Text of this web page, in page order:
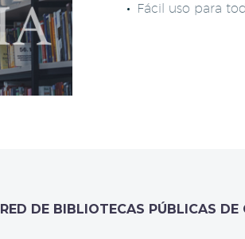
Fácil uso para
RED DE BIBLIOTECAS PÚBLICAS DE